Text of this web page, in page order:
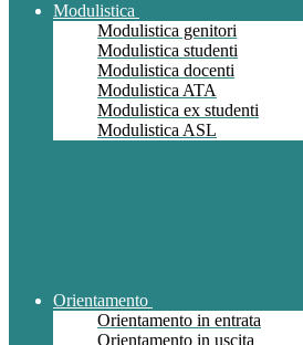
Modulistica
Modulistica genitori
Modulistica studenti
Modulistica docenti
Modulistica ATA
Modulistica ex studenti
Modulistica ASL
Orientamento
Orientamento in entrata
Orientamento in uscita